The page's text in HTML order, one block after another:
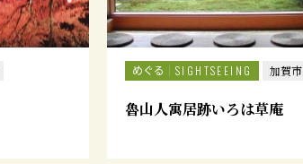
めぐる SIGHTSEEING 加賀市
魯山人寓居跡いろは草庵